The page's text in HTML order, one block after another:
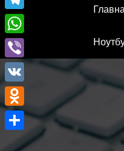
Telegram
WhatsApp
Viber
VK
Odnoklassniki
Отправить